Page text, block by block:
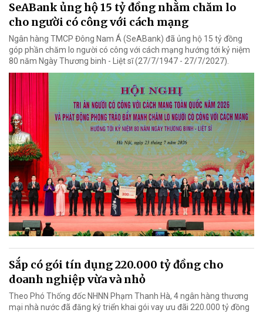
SeABank ủng hộ 15 tỷ đồng nhằm chăm lo
cho người có công với cách mạng
Ngân hàng TMCP Đông Nam Á (SeABank) đã ủng hộ 15 tỷ đồng
góp phần chăm lo người có công với cách mạng hướng tới kỷ niệm
80 năm Ngày Thương binh - Liệt sĩ (27/7/1947 - 27/7/2027).
Sắp có gói tín dụng 220.000 tỷ đồng cho
doanh nghiệp vừa và nhỏ
Theo Phó Thống đốc NHNN Phạm Thanh Hà, 4 ngân hàng thương
mại nhà nước đã đăng ký triển khai gói vay ưu đãi 220.000 tỷ đồng